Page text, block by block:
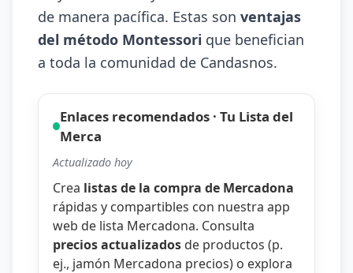
de manera pacífica. Estas son ventajas
del método Montessori que benefician
a toda la comunidad de Candasnos.
Enlaces recomendados · Tu Lista del
Merca
Actualizado hoy
Crea listas de la compra de Mercadona
rápidas y compartibles con nuestra app
web de lista Mercadona. Consulta
precios actualizados de productos (p.
ej., jamón Mercadona precios) o explora